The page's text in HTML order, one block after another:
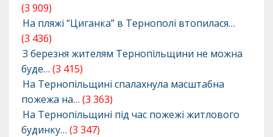
(3 909)
На пляжі “Циганка” в Тернополі втопилася…
(3 436)
З березня жителям Тернопільщини не можна
буде… (3 415)
На Тернопільщині спалахнула масштабна
пожежа на… (3 363)
На Тернопільщині під час пожежі житлового
будинку… (3 347)